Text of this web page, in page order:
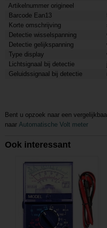
Artikelnummer origineel
Barcode Ean13
Korte omschrijving
Detectie wisselspanning
Detectie gelijkspanning
Type display
Lichtsignaal bij detectie
Geluidssignaal bij detectie
Bent u opzoek naar een
naar Automatische Volt meter
Ook interessant